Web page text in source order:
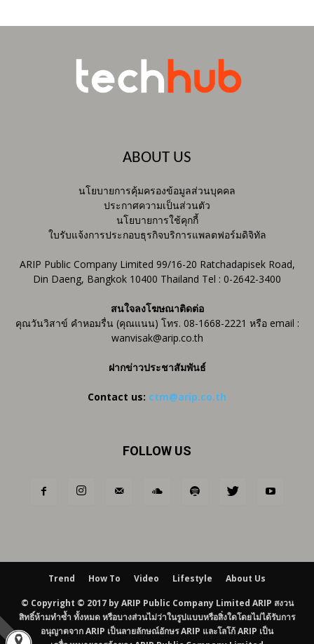
ABOUT US
นโยบายการคุ้มครองข้อมูลส่วนบุคคล
ประกาศความเป็นส่วนตัว
นโยบายการใช้คุกกี้
ใบรับแจ้งการประกอบธุรกิจบริการแพลตฟอร์มดิจิทัล
ARIP Public Company Limited 99/16-20 Ratchadapisek Road,
Din Daeng, Bangkok 10400 Thailand Tel : 0-2642-3400
สนใจลงโฆษณาติดต่อ
คุณวันวิสาข์ คำหอมรื่น (คุณแนน) โทร. 08-1668-2221 หรือ email :
wanvisak@arip.co.th
ฝากข่าวประชาสัมพันธ์
Contact us: ctm@arip.co.th
FOLLOW US
Trend How To Video Lifestyle About Us
© Copyright © 2017 by ARIP Public Company Limited ARIP สงวน
สิทธิ์ห้ามทำซ้ำ ทั้งหมด หรือบางส่วนไม่ว่าในรูปแบบหรือสิ่งใดโดยไม่ได้รับการ
อนุญาตจาก ARIP เป็นลายลักษณ์อักษร ARIP และโลโก้ ARIP เป็น